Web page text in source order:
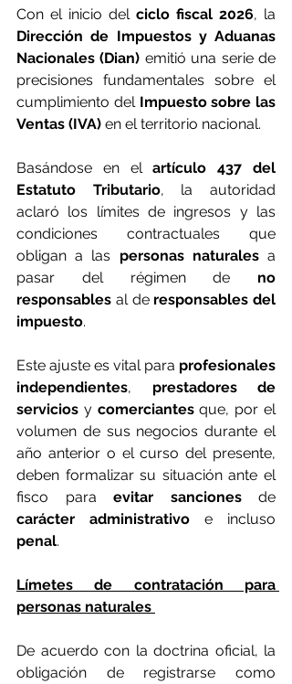
Con el inicio del ciclo fiscal 2026
Dirección de Impuestos y Aduanas
Nacionales (Dian) emitió una serie de
precisiones fundamentales sobre el
cumplimiento del Impuesto sobre las
Ventas (IVA) en el territorio nacional.
Basándose en el artículo 437 del
Estatuto Tributario, la autoridad
aclaró los límites de ingresos y las
condiciones contractuales que
obligan a las personas naturales a
pasar del régimen de no
responsables al de responsables del
impuesto.
Este ajuste es vital para profesionales
independientes, prestadores de
servicios y comerciantes que, por el
volumen de sus negocios durante el
año anterior o el curso del presente,
deben formalizar su situación ante el
fisco para evitar sanciones
carácter administrativo
penal.
Límetes de contratación para
personas naturales
De acuerdo con la doctrina oficial, la
obligación de registrarse como